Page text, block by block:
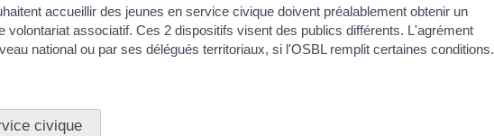
accueillir des jeunes en service civique doivent préalablement obtenir un
volontariat associatif. Ces 2 dispositifs visent des publics différents. L'agrément
national ou par ses délégués territoriaux, si l'OSBL remplit certaines conditions.
civique